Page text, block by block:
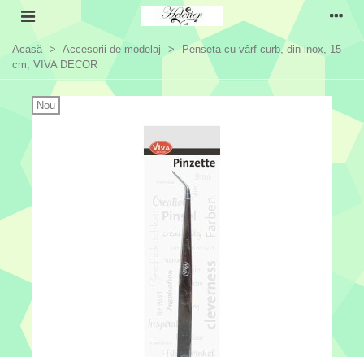
Acasă > Accesorii de modelaj > Penseta cu vârf curb, din inox, 15
cm, VIVA DECOR
Nou